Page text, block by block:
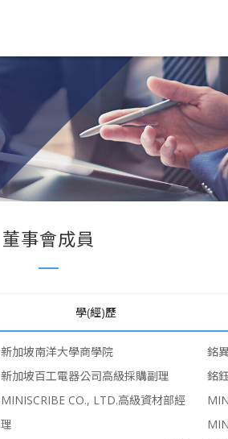
董事會成員
學(經)歷
新加坡南洋大學商學院
新加坡百工電器公司高級採購副理
MINISCRIBE CO., LTD.高級資材部經
理
銘
銘